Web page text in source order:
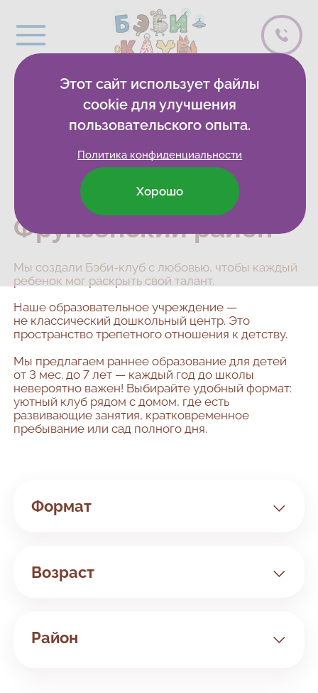
Детские
развивающие клубы
и центры в
Ярославле,
Фрунзенский район
Мы создали Бэби-клуб с любовью, чтобы каждый
ребенок мог раскрыть свой талант.
Наше образовательное учреждение —
не классический дошкольный центр. Это
пространство трепетного отношения к детству.
Мы предлагаем раннее образование для детей
от 3 мес. до 7 лет — каждый год до школы
невероятно важен! Выбирайте удобный формат:
уютный клуб рядом с домом, где есть
развивающие занятия, кратковременное
пребывание или сад полного дня.
Формат
Билингвальный
Возраст
Район
Этот сайт использует файлы
cookie для улучшения
пользовательского опыта.
Политика конфиденциальности
Хорошо